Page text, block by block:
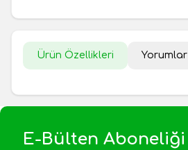
Ürün Özellikleri Yorumlar
E-Bülten Aboneliği